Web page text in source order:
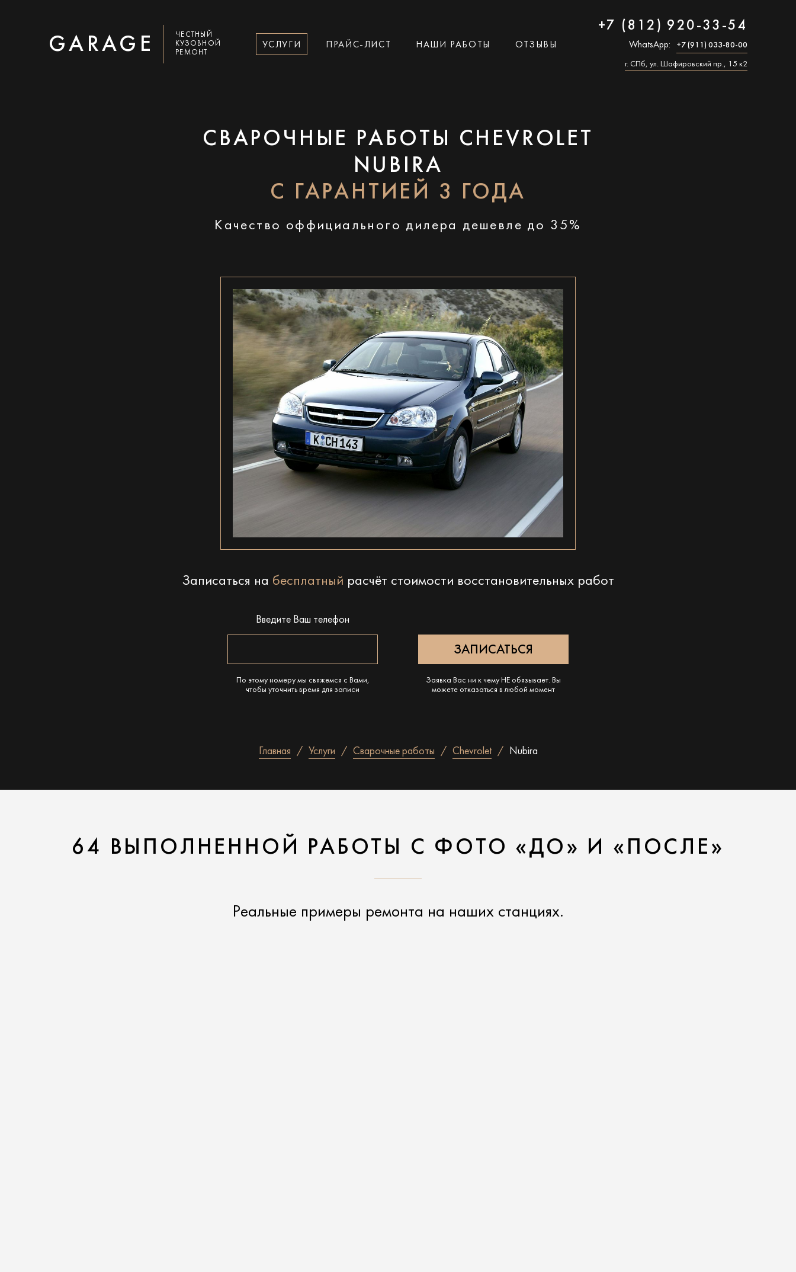
GARAGE
ЧЕСТНЫЙ
КУЗОВНОЙ
РЕМОНТ
УСЛУГИ ПРАЙС-ЛИСТ НАШИ РАБОТЫ ОТЗЫВЫ
+7 (812) 920-33-54
WhatsApp: +7 (911) 033-80-00
г. СПб, ул. Шафировский пр., 15 к2
СВАРОЧНЫЕ РАБОТЫ CHEVROLET
NUBIRA
С ГАРАНТИЕЙ 3 ГОДА
Качество оффициального дилера дешевле до 35%
Записаться на бесплатный расчёт стоимости восстановительных работ
Введите Ваш телефон
По этому номеру мы свяжемся с Вами,
чтобы уточнить время для записи
Заявка Вас ни к чему НЕ обязывает. Вы
можете отказаться в любой момент
Главная Услуги Сварочные работы Chevrolet Nubira
64 ВЫПОЛНЕННОЙ РАБОТЫ С ФОТО «ДО» И «ПОСЛЕ»
Реальные примеры ремонта на наших станциях.